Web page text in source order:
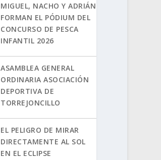
MIGUEL, NACHO Y ADRIÁN
FORMAN EL PÓDIUM DEL
CONCURSO DE PESCA
INFANTIL 2026
ASAMBLEA GENERAL
ORDINARIA ASOCIACIÓN
DEPORTIVA DE
TORREJONCILLO
EL PELIGRO DE MIRAR
DIRECTAMENTE AL SOL
EN EL ECLIPSE